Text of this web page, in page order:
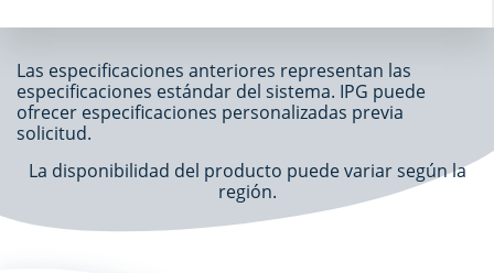
Las especificaciones anteriores representan las
especificaciones estándar del sistema. IPG puede
ofrecer especificaciones personalizadas previa
solicitud.
La disponibilidad del producto puede variar según la
región.